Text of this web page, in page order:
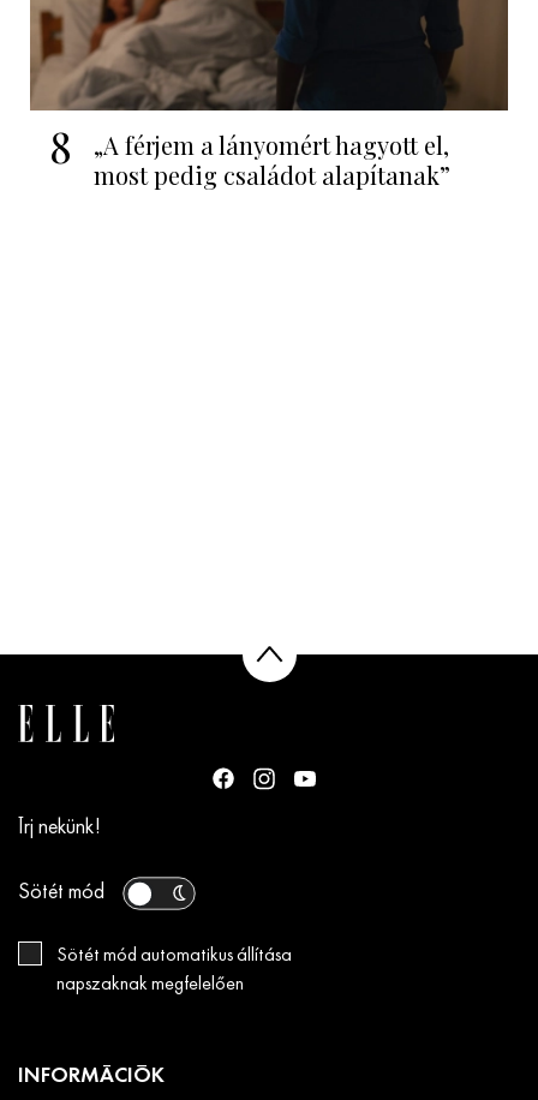
8
„A férjem a lányomért hagyott el,
most pedig családot alapítanak”
Írj nekünk!
Sötét mód
Sötét mód automatikus állítása
napszaknak megfelelően
INFORMÁCIÓK